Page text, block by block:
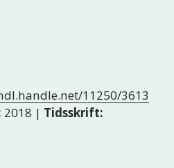
11250/3613
2018 | Tidsskrift: